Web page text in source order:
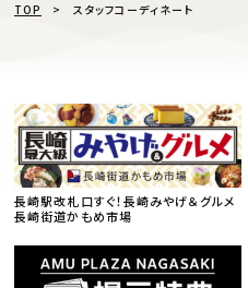
TOP スタッフコーディネート
長崎駅改札口すぐ！長崎みやげ＆グルメ
長崎街道かもめ市場